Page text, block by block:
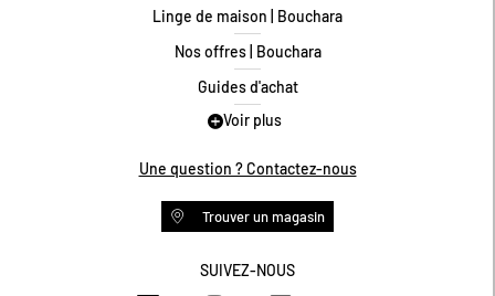
Linge de maison | Bouchara
Nos offres | Bouchara
Guides d'achat
Guide des tailles
Programme de fidélité
Conditions des offres
Voir plus
Une question ? Contactez-nous
Trouver un magasin
SUIVEZ-NOUS
https://www.facebook.com/
https://https://